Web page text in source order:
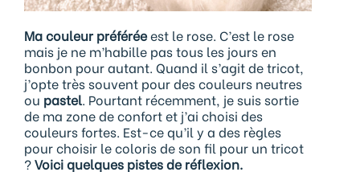
Ma couleur préféréeest le rose. C’est le rose
mais je ne m’habille pas tous les jours en
bonbon pour autant. Quand il s’agit de tricot,
j’opte très souvent pour des couleurs neutres
oupastel . Pourtant récemment, je suis sortie
de ma zone de confort et j’ai choisi des
couleurs fortes. Est-ce qu’il y a des règles
pour choisir le coloris de son fil pour un tricot
?Voici quelques pistes de réflexion.